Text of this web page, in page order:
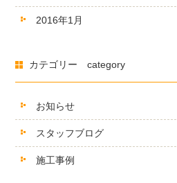
2016年1月
カテゴリー category
お知らせ
スタッフブログ
施工事例